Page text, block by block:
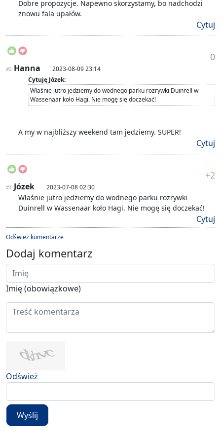
Dobre propozycje. Napewno skorzystamy, bo nadchodzi
znowu fala upałów.
Cytuj
0
#2 Hanna
2023-08-09 23:14
Cytuję Józek:
Właśnie jutro jedziemy do wodnego parku rozrywki Duinrell w
Wassenaar koło Hagi. Nie mogę się doczekać!
A my w najbliższy weekend tam jedziemy. SUPER!
Cytuj
+2
#1 Józek 2023-07-08 02:30
Właśnie jutro jedziemy do wodnego parku rozrywki
Duinrell w Wassenaar koło Hagi. Nie mogę się doczekać!
Cytuj
Odśwież komentarze
Dodaj komentarz
Imię (obowiązkowe)
Odśwież
Wyślij